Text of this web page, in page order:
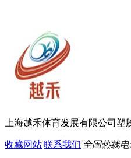
上海越禾体育发展有限公司 塑
收藏网站|联系我们|全国热线